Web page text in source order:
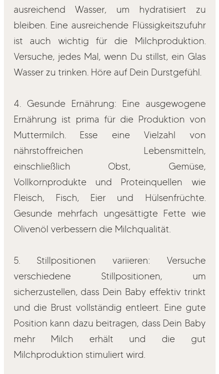
ausreichend Wasser, um hydratisiert zu
bleiben. Eine ausreichende Flüssigkeitszufuhr
ist auch wichtig für die Milchproduktion.
Versuche, jedes Mal, wenn Du stillst, ein Glas
Wasser zu trinken. Höre auf Dein Durstgefühl.
4. Gesunde Ernährung: Eine ausgewogene
Ernährung ist prima für die Produktion von
Muttermilch. Esse eine Vielzahl von
nährstoffreichen Lebensmitteln,
einschließlich Obst, Gemüse,
Vollkornprodukte und Proteinquellen wie
Fleisch, Fisch, Eier und Hülsenfrüchte.
Gesunde mehrfach ungesättigte Fette wie
Olivenöl verbessern die Milchqualität.
5. Stillpositionen variieren: Versuche
verschiedene Stillpositionen, um
sicherzustellen, dass Dein Baby effektiv trinkt
und die Brust vollständig entleert. Eine gute
Position kann dazu beitragen, dass Dein Baby
mehr Milch erhält und die gut
Milchproduktion stimuliert wird.